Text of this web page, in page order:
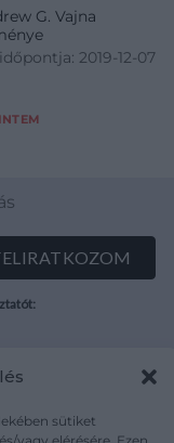
sütiket
G. Vajna
2019-12-07